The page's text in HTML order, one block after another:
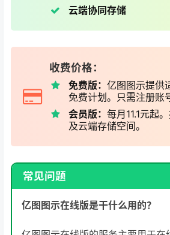
云端协同存储
收费价格：
免费版： 亿图图示提供
免费计划。只需注册账
会员版： 每月11.1元起
及云端存储空间。
常见问题
亿图图示在线版是干什么用的？